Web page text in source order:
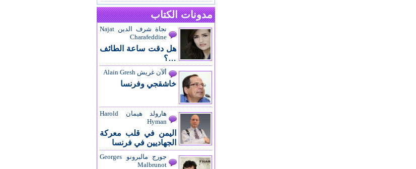
مدونات الكتاب
نجاة شرف الدين Najat
Charafeddine
هل دقت ساعة الطائف
…؟
ألآن غريش Alain Gresh
خاشقجي وفرنسا
هارولد هيمان Harold
Hyman
اليمن في قلب معركة
الجهاديين في فرنسا
جورج مالبرونو Georges
Malbrunot